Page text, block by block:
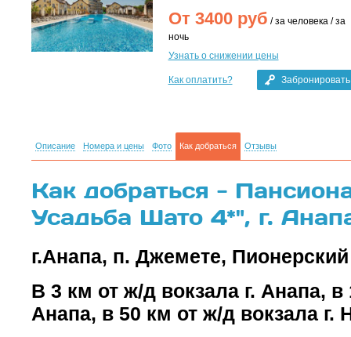
От 3400руб / за человека / за
ночь
Узнать о снижении цены
Как оплатить? Забронировать
Описание Номера и цены Фото Как добраться Отзывы
Как добраться -
Усадьба Шато 4*", г.
г.Анапа, п. Джемете,
В 3 км от ж/д вокзала г. Анапа, в
Анапа, в 50 км от ж/д вокзала г.